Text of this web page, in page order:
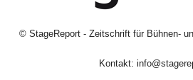
© StageReport - Zeitschrift für Bühnen-
Kontakt: